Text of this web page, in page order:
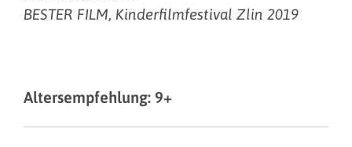
BESTER FILM, Kinderfilmfestival Zlin 2019
Altersempfehlung: 9+